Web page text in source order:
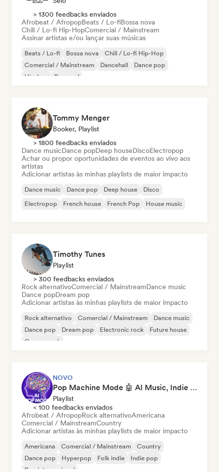
> 1300 feedbacks enviados
Afrobeat / AfropopBeats / Lo-fiBossa nova
Chill / Lo-fi Hip-HopComercial / Mainstream
Assinar artistas e/ou lançar suas músicas
Beats / Lo-fi Bossa nova
Chill / Lo-fi Hip-Hop
Comercial / Mainstream
Dancehall
Dance pop
Hip-hop
Pop soul
Tommy Menger
Booker, Playlist
> 1800 feedbacks enviados
Dance musicDance popDeep houseDiscoElectropop
Achar ou propor oportunidades de eventos ao vivo aos
artistas
Adicionar artistas às minhas playlists de maior impacto
Dance music Dance pop Deep house
Disco
Electropop
French house French Pop House music
Timothy Tunes
Playlist
> 300 feedbacks enviados
Rock alternativoComercial / MainstreamDance music
Dance popDream pop
Adicionar artistas às minhas playlists de maior impacto
Rock alternativo Comercial / Mainstream
Dance music
Dance pop
Dream pop Electronic rock
Future house
Garage rock
NOVO
Pop Machine Mode 🤖 AI Music, Indie Pop & Dream Pop
Playlist
< 100 feedbacks enviados
Afrobeat / AfropopRock alternativoAmericana
Comercial / MainstreamCountry
Adicionar artistas às minhas playlists de maior impacto
Americana Comercial / Mainstream
Country
Dance pop
Hyperpop Folk indie
Indie pop
Pop internacional